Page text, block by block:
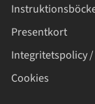
Presentkort
Integritetspolicy /
Cookies